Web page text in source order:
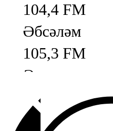
104,4 FM
Әбсәләм
105,3 FM
Әлмәт
92,9 FM
Базарлы матак